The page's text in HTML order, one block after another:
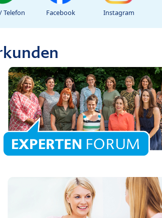
Telefon Facebook Instagram